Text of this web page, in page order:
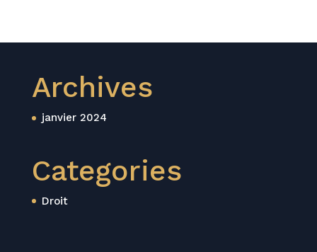
Archives
janvier 2024
Categories
Droit